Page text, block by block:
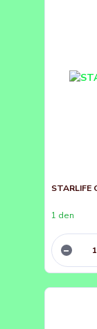
1 den